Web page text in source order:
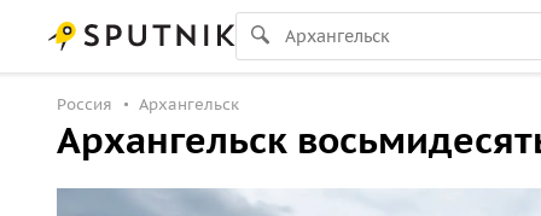
Россия Архангельск
Архангельск